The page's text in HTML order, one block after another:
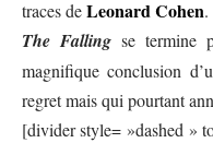
traces deLeonard Cohen.
The Falling se termine
magnifique conclusion
regret mais qui pourtant
[divider style= »dashed »